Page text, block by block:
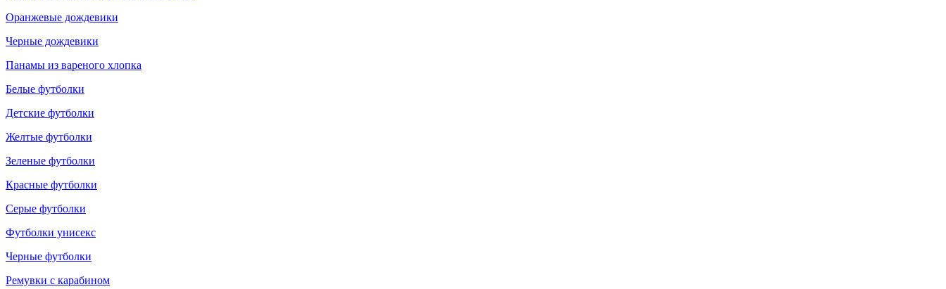
Оранжевые дождевики
Черные дождевики
Панамы из вареного хлопка
Белые футболки
Детские футболки
Желтые футболки
Зеленые футболки
Красные футболки
Серые футболки
Футболки унисекс
Черные футболки
Ремувки с карабином